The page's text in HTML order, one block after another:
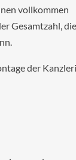
vollkommen
Gesamtzahl,
der